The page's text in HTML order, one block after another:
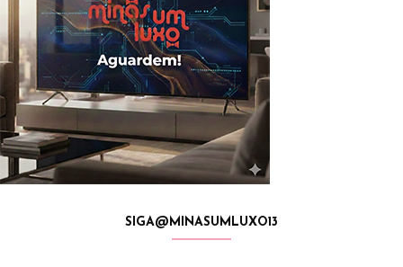
SIGA@MINASUMLUXO13